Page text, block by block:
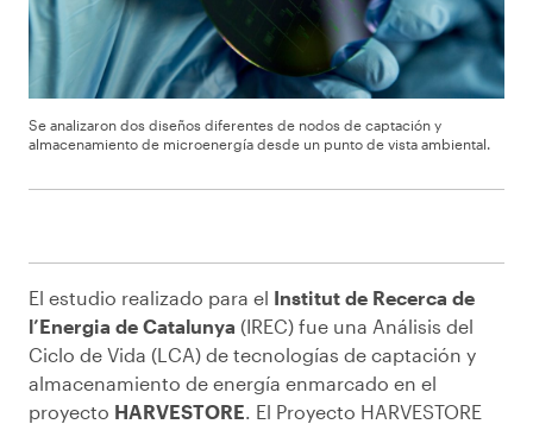
Se analizaron dos diseños diferentes de nodos de captación y
almacenamiento de microenergía desde un punto de vista ambiental.
El estudio realizado para el Institut de Recerca de
l’Energia de Catalunya (IREC) fue una Análisis del
Ciclo de Vida (LCA) de tecnologías de captación y
almacenamiento de energía enmarcado en el
proyecto HARVESTORE . El Proyecto HARVESTORE